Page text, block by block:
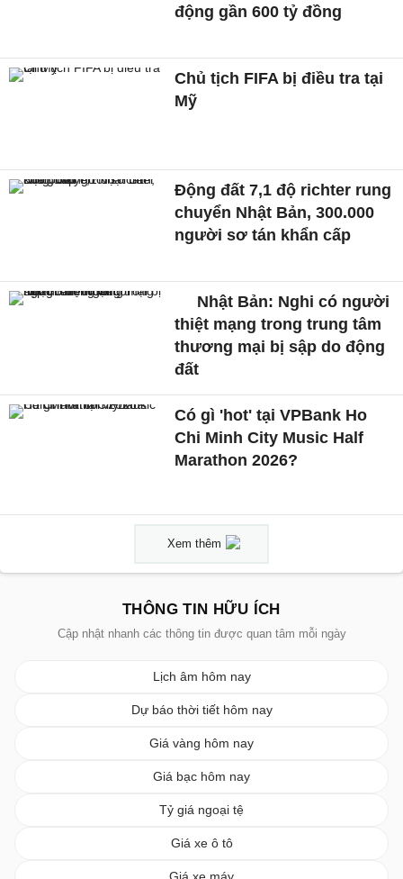
động gần 600 tỷ đồng
Chủ tịch FIFA bị điều tra tại
Mỹ
Động đất 7,1 độ richter rung
chuyển Nhật Bản, 300.000
người sơ tán khẩn cấp
Nhật Bản: Nghi có người
thiệt mạng trong trung tâm
thương mại bị sập do động
đất
Có gì 'hot' tại VPBank Ho
Chi Minh City Music Half
Marathon 2026?
Xem thêm
THÔNG TIN HỮU ÍCH
Cập nhật nhanh các thông tin được quan tâm mỗi ngày
Lịch âm hôm nay
Dự báo thời tiết hôm nay
Giá vàng hôm nay
Giá bạc hôm nay
Tỷ giá ngoại tệ
Giá xe ô tô